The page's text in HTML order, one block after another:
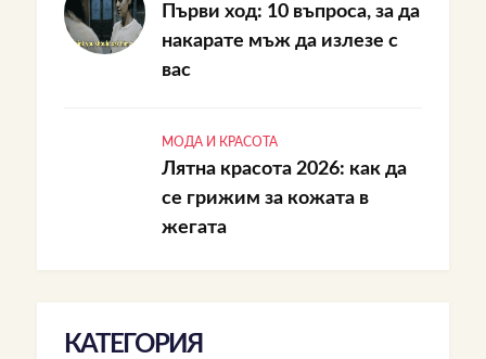
Първи ход: 10 въпроса, за да
накарате мъж да излезе с
вас
МОДА И КРАСОТА
Лятна красота 2026: как да
се грижим за кожата в
жегата
КАТЕГОРИЯ